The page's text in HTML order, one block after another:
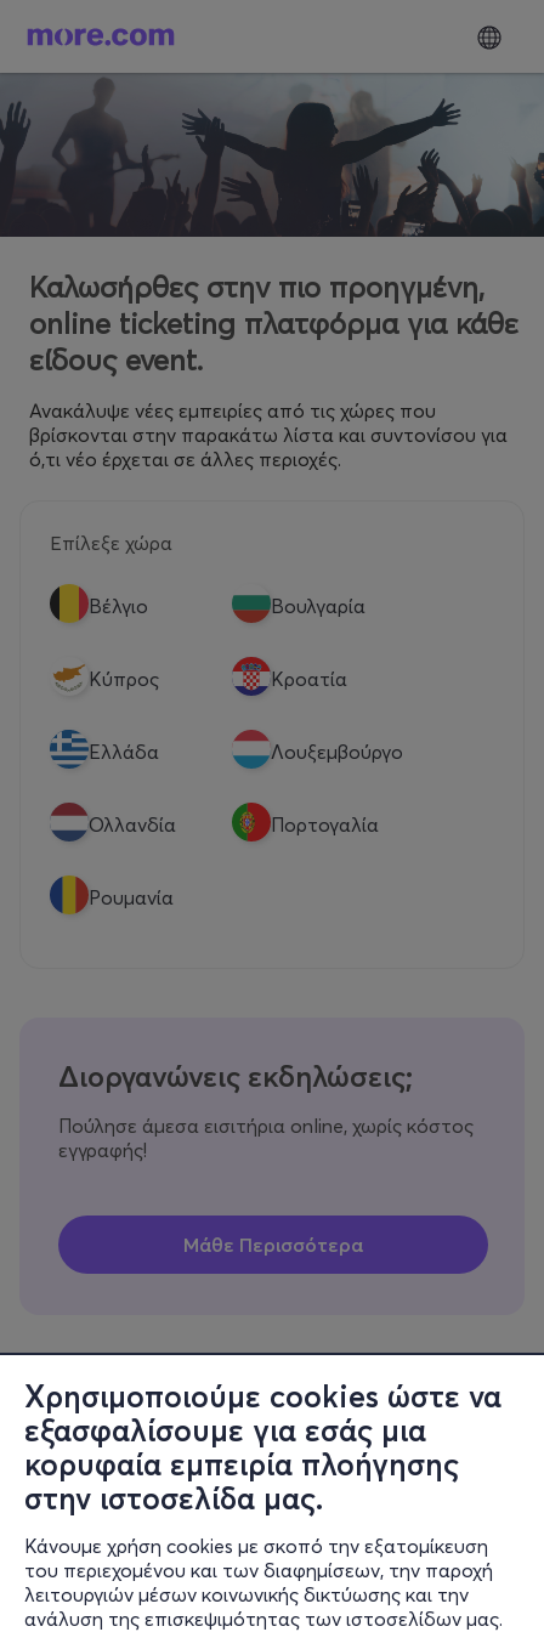
Χρησιμοποιούμε cookies ώστε να
εξασφαλίσουμε για εσάς μια
κορυφαία εμπειρία πλοήγησης
στην ιστοσελίδα μας.
Κάνουμε χρήση cookies με σκοπό την εξατομίκευση
του περιεχομένου και των διαφημίσεων, την παροχή
λειτουργιών μέσων κοινωνικής δικτύωσης και την
ανάλυση της επισκεψιμότητας των ιστοσελίδων μας.
Καλωσήρθες στην πιο προηγμένη,
online ticketing πλατφόρμα για κάθε
είδους event.
Ανακάλυψε νέες εμπειρίες από τις χώρες που
βρίσκονται στην παρακάτω λίστα και συντονίσου για
ό,τι νέο έρχεται σε άλλες περιοχές.
Επίλεξε χώρα
Βέλγιο Βουλγαρία
Κύπρος Κροατία
Eλλάδα Λουξεμβούργο
Ολλανδία Πορτογαλία
Ρουμανία
Διοργανώνεις εκδηλώσεις;
Πούλησε άμεσα εισιτήρια online, χωρίς κόστος
εγγραφής!
Πληροφορίες
Υποστήριξη
Stay Connected